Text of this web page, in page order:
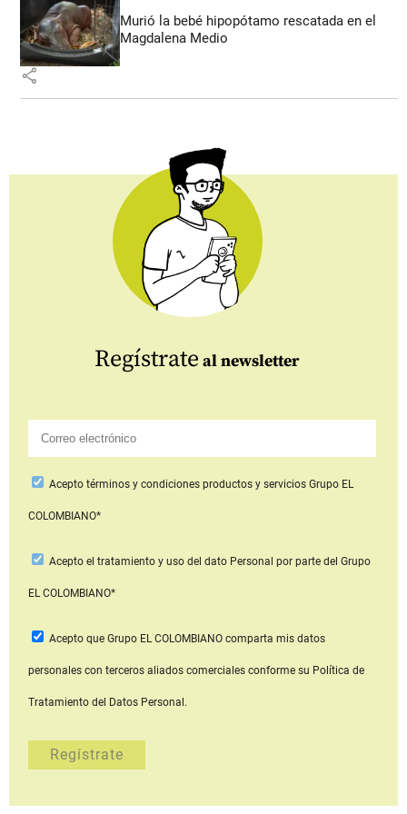
Murió la bebé hipopótamo rescatada en el
Magdalena Medio
share
Regístrate al newsletter
Aceptotérminos y condiciones productos y serviciosGrupo EL
COLOMBIANO*
Acepto el tratamiento y uso del dato Personal por parte del Grupo
EL COLOMBIANO*
Acepto que Grupo EL COLOMBIANOcomparta mis datos
personales con terceros aliados comerciales conforme su Política de
Tratamiento del Datos Personal.